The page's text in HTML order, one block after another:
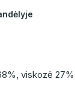
viskozė